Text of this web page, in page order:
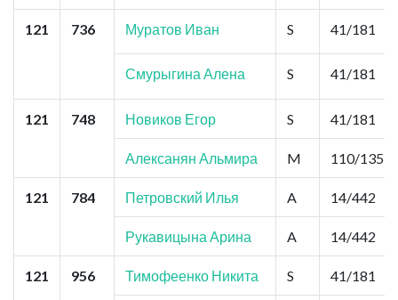
121 736 Муратов Иван S 41/181
Смурыгина Алена S 41/181
121 748 Новиков Егор S 41/181
Алексанян Альмира M 110/135
121 784 Петровский Илья A 14/442
Рукавицына Арина A 14/442
121 956 Тимофеенко Никита S 41/181